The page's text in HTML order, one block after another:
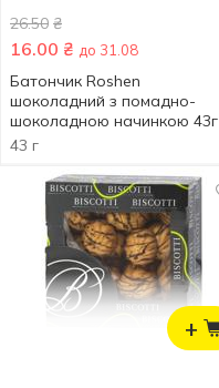
26.50 ₴
16.00 ₴ до 31.08
Батончик Roshen
шоколадний з помадно-
шоколадною начинкою 43г
43 г
+